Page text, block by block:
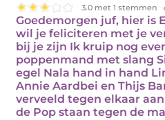
3.0 met 1 stemmen
Goedemorgen juf, hier is
wil je feliciteren met je
bij je zijn Ik kruip nog
poppenmand met slang
egel Nala hand in hand
Annie Aardbei en Thijs
verveeld tegen elkaar
de Pop staan tegen de